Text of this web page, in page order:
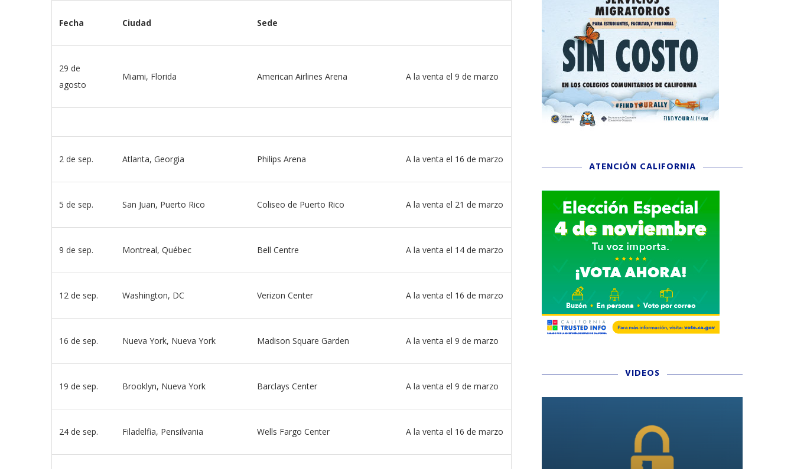
Fecha Ciudad Sede
29 de
agosto
Miami, Florida American Airlines Arena A la venta el 9 de marzo
2 de sep. Atlanta, Georgia Philips Arena A la venta el 16 de marzo
5 de sep. San Juan, Puerto Rico Coliseo de Puerto Rico A la venta el 21 de marzo
9 de sep. Montreal, Québec Bell Centre A la venta el 14 de marzo
12 de sep. Washington, DC Verizon Center A la venta el 16 de marzo
16 de sep. Nueva York, Nueva York Madison Square Garden A la venta el 9 de marzo
19 de sep. Brooklyn, Nueva York Barclays Center A la venta el 9 de marzo
24 de sep. Filadelfia, Pensilvania Wells Fargo Center A la venta el 16 de marzo
ATENCIÓN CALIFORNIA
VIDEOS